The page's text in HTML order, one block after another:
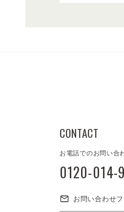
CONTACT
お電話でのお問い合
0120-014-
お問い合わせ